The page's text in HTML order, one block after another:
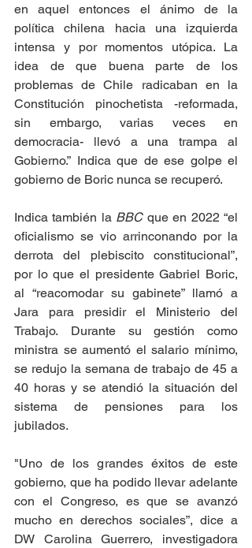
en aquel entonces el ánimo de la
política chilena hacia una izquierda
intensa y por momentos utópica. La
idea de que buena parte de los
problemas de Chile radicaban en la
Constitución pinochetista -reformada,
sin embargo, varias veces en
democracia- llevó a una trampa al
Gobierno.” Indica que de ese golpe el
gobierno de Boric nunca se recuperó.
Indica también la BBC que en 2022 “el
oficialismo se vio arrinconando por la
derrota del plebiscito constitucional”,
por lo que el presidente Gabriel Boric,
al “reacomodar su gabinete” llamó a
Jara para presidir el Ministerio del
Trabajo. Durante su gestión como
ministra se aumentó el salario mínimo,
se redujo la semana de trabajo de 45 a
40 horas y se atendió la situación del
sistema de pensiones para los
jubilados.
"Uno de los grandes éxitos de este
gobierno, que ha podido llevar adelante
con el Congreso, es que se avanzó
mucho en derechos sociales”, dice a
DW Carolina Guerrero, investigadora